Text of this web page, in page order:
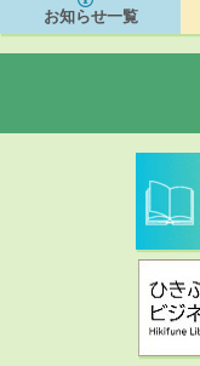
お知らせ一覧